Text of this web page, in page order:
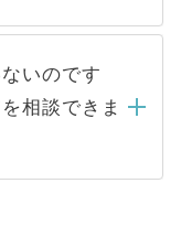
が殺到する場
合った人材の
ケースが増え
ん。内定先へ
トナーが行い
ありませんの
トからの登録
個人情報は、
び転職活動の
。お預かりし
ご本人の許可
いのです
相談できま